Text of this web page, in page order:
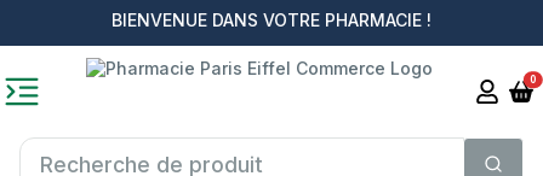
BIENVENUE DANS VOTRE PHARMACIE !
0